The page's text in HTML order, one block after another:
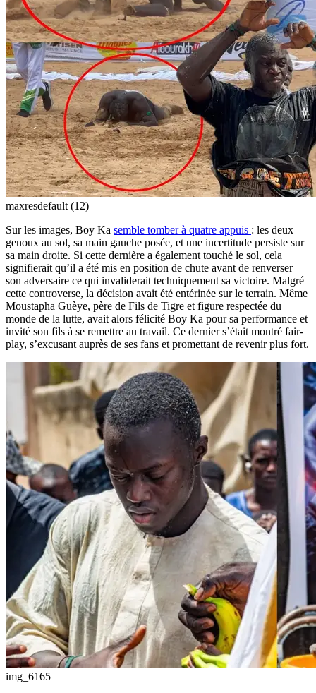
maxresdefault (12)
Sur les images, Boy Ka semble tomber à quatre appuis : les deux
genoux au sol, sa main gauche posée, et une incertitude persiste sur
sa main droite. Si cette dernière a également touché le sol, cela
signifierait qu’il a été mis en position de chute avant de renverser
son adversaire ce qui invaliderait techniquement sa victoire. Malgré
cette controverse, la décision avait été entérinée sur le terrain. Même
Moustapha Guèye, père de Fils de Tigre et figure respectée du
monde de la lutte, avait alors félicité Boy Ka pour sa performance et
invité son fils à se remettre au travail. Ce dernier s’était montré fair-
play, s’excusant auprès de ses fans et promettant de revenir plus fort.
img_6165